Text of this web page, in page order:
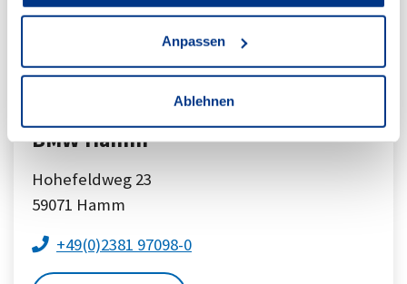
Anpassen
Ablehnen
BMW Hamm
Hohefeldweg 23
59071 Hamm
+49(0)2381 97098-0